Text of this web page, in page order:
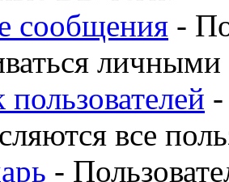
сообщения -
все
-